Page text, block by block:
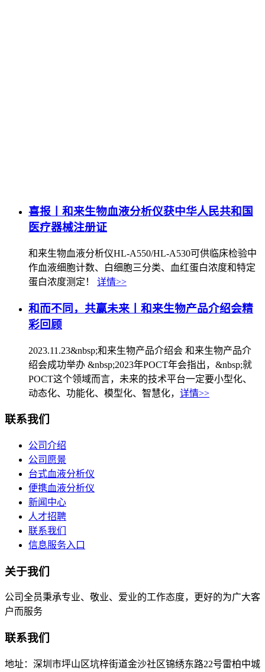
喜报丨和来生物血液分析仪获中华人民共和国
医疗器械注册证
和来生物血液分析仪HL-A550/HL-A530可供临床检验中
作血液细胞计数、白细胞三分类、血红蛋白浓度和特定
蛋白浓度测定！ 详情>>
和而不同，共赢未来丨和来生物产品介绍会精
彩回顾
2023.11.23&nbsp;和来生物产品介绍会 和来生物产品介
绍会成功举办 &nbsp;2023年POCT年会指出，&nbsp;就
POCT这个领域而言，未来的技术平台一定要小型化、
动态化、功能化、模型化、智慧化， 详情>>
联系我们
公司介绍
公司愿景
台式血液分析仪
便携血液分析仪
新闻中心
人才招聘
联系我们
信息服务入口
关于我们
公司全员秉承专业、敬业、爱业的工作态度，更好的为广大客
户而服务
联系我们
地址：深圳市坪山区坑梓街道金沙社区锦绣东路22号雷柏中城